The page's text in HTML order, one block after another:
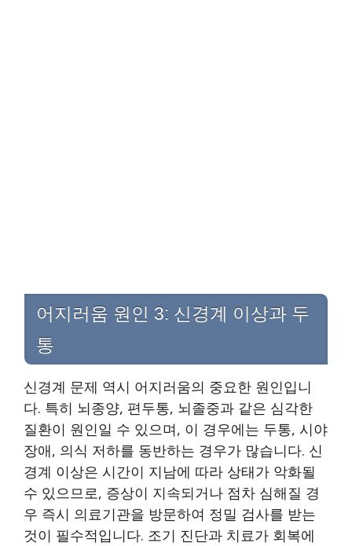
어지러움 원인 3: 신경계 이상과 두
통
신경계 문제 역시 어지러움의 중요한 원인입니
다. 특히 뇌종양, 편두통, 뇌졸중과 같은 심각한
질환이 원인일 수 있으며, 이 경우에는 두통, 시야
장애, 의식 저하를 동반하는 경우가 많습니다. 신
경계 이상은 시간이 지남에 따라 상태가 악화될
수 있으므로, 증상이 지속되거나 점차 심해질 경
우 즉시 의료기관을 방문하여 정밀 검사를 받는
것이 필수적입니다. 조기 진단과 치료가 회복에